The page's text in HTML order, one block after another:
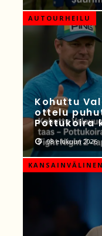
AUTOURHEILU
Kohuttu
ottelu
Pottukoira
08 elokuun 2026